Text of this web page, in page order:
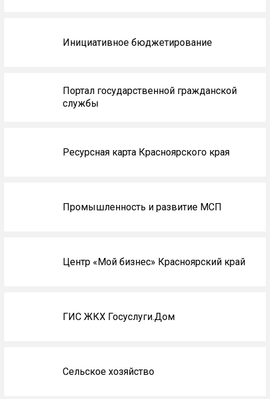
Инициативное бюджетирование
Портал государственной гражданской
службы
Ресурсная карта Красноярского края
Промышленность и развитие МСП
Центр «Мой бизнес» Красноярский край
ГИС ЖКХ Госуслуги.Дом
Сельское хозяйство